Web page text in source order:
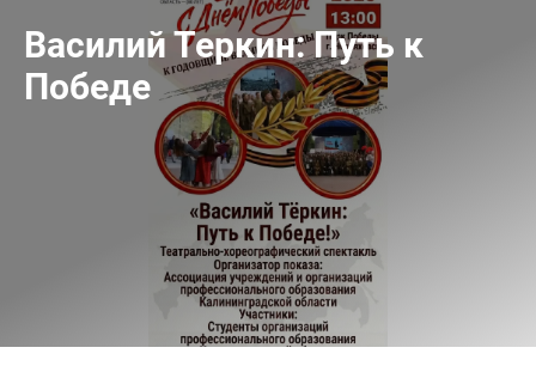
Василий Теркин: Путь к
Победе